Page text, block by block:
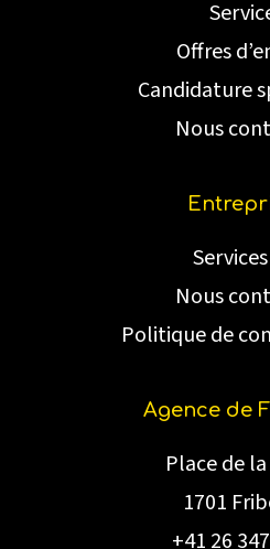
Offres
Candidature
Nous
Nous
Politique de
Agence de
Place de
1701
+41 26